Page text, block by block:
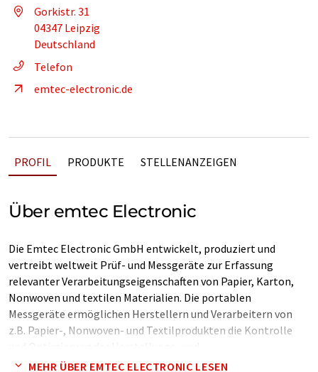
Gorkistr. 31
04347 Leipzig
Deutschland
Telefon
emtec-electronic.de
PROFIL PRODUKTE STELLENANZEIGEN
Über emtec Electronic
Die Emtec Electronic GmbH entwickelt, produziert und
vertreibt weltweit Prüf- und Messgeräte zur Erfassung
relevanter Verarbeitungseigenschaften von Papier, Karton,
Nonwoven und textilen Materialien. Die portablen
Messgeräte ermöglichen Herstellern und Verarbeitern von
z.B. Papier-, Nonwoven- und Textilprodukten die Kontrolle
Verarbeitungsprozesse während der laufenden Produktion.
MEHR ÜBER EMTEC ELECTRONIC LESEN